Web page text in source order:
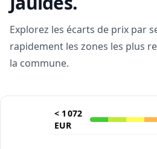
Explorez les écarts de prix par
rapidement les zones les plus
la commune.
< 1 072
EUR